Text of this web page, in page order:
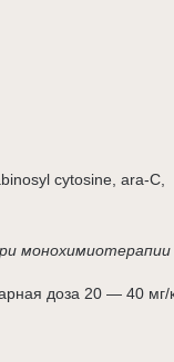
cytosine, ara-С,
монохимиотерапии
доза 20 — 40 мг/